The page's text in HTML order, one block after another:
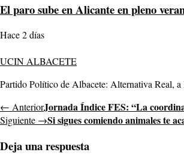
El paro sube en Alicante en pleno
Hace 2 días
UCIN ALBACETE
Partido Político de Albacete: Alternativa Real, a
← AnteriorJornada Índice FES: “La
Siguiente →Si sigues comiendo animales te
Deja una respuesta